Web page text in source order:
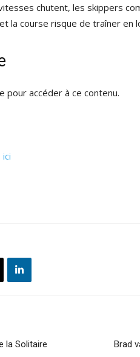
chutent, les skippers
la course risque de traîner en
accéder à ce contenu.
la Solitaire Brad